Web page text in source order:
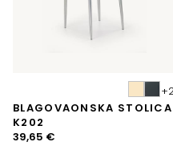
BLAGOVAONSKA STOLICA
K202
39,65 €